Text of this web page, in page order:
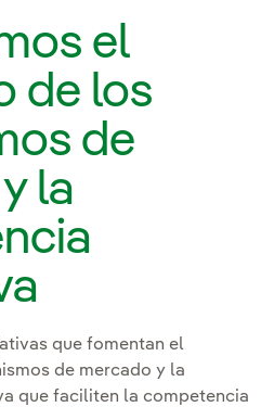
el
de los
de
la
que fomentan el
de mercado y la
que faciliten la competencia